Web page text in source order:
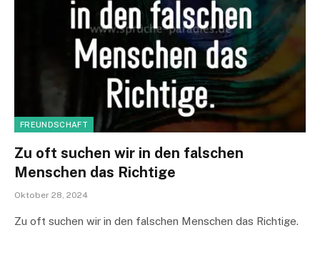
FREUNDSCHAFT
Zu oft suchen wir in den falschen
Menschen das Richtige
Oktober 28, 2024
Zu oft suchen wir in den falschen Menschen das Richtige.